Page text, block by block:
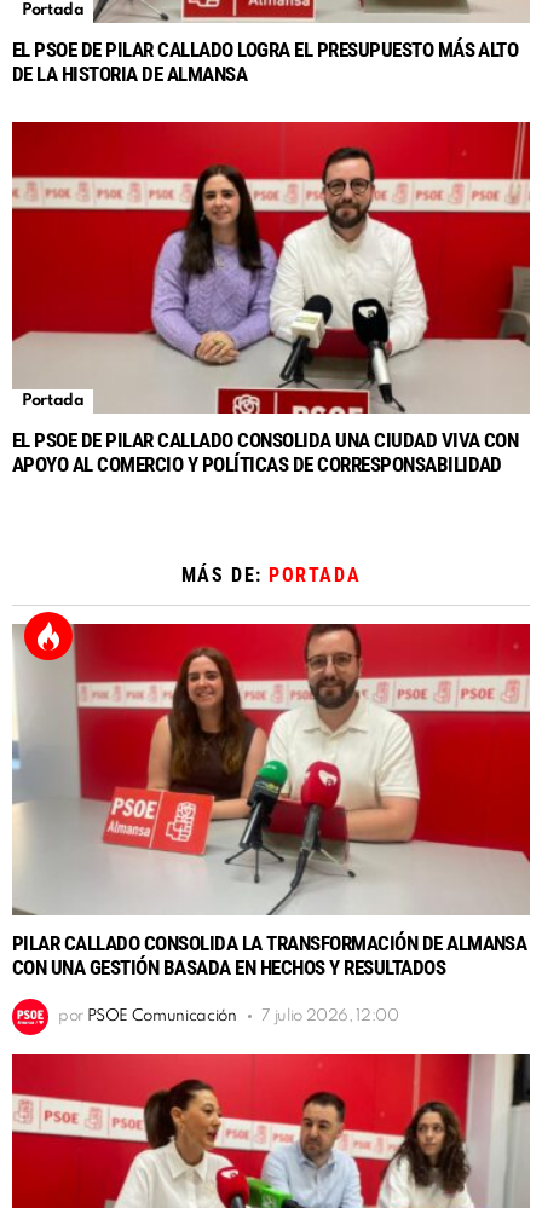
Portada
EL PSOE DE PILAR CALLADO LOGRA EL PRESUPUESTO MÁS ALTO
DE LA HISTORIA DE ALMANSA
Portada
EL PSOE DE PILAR CALLADO CONSOLIDA UNA CIUDAD VIVA CON
APOYO AL COMERCIO Y POLÍTICAS DE CORRESPONSABILIDAD
MÁS DE: PORTADA
PILAR CALLADO CONSOLIDA LA TRANSFORMACIÓN DE ALMANSA
CON UNA GESTIÓN BASADA EN HECHOS Y RESULTADOS
por PSOE Comunicación 7 julio 2026, 12:00